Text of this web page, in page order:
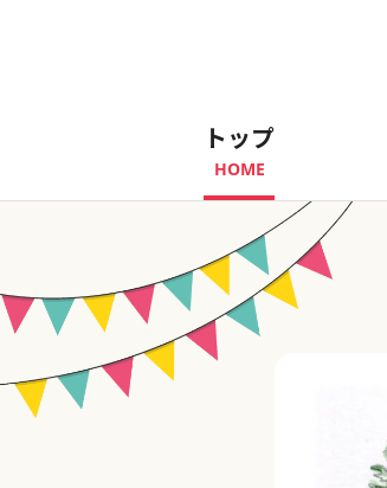
トップ
HOME